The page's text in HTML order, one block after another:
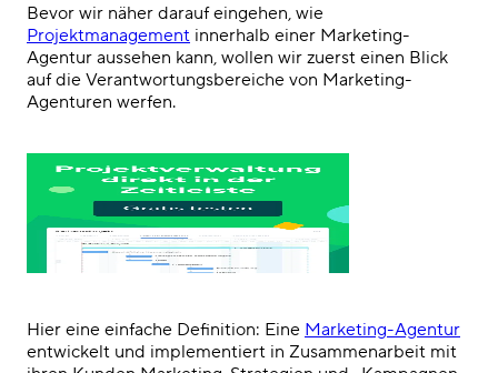
Bevor wir näher darauf eingehen, wie
Projektmanagement innerhalb einer Marketing-
Agentur aussehen kann, wollen wir zuerst einen Blick
auf die Verantwortungsbereiche von Marketing-
Agenturen werfen.
Hier eine einfache Definition: Eine Marketing-Agentur
entwickelt und implementiert in Zusammenarbeit mit